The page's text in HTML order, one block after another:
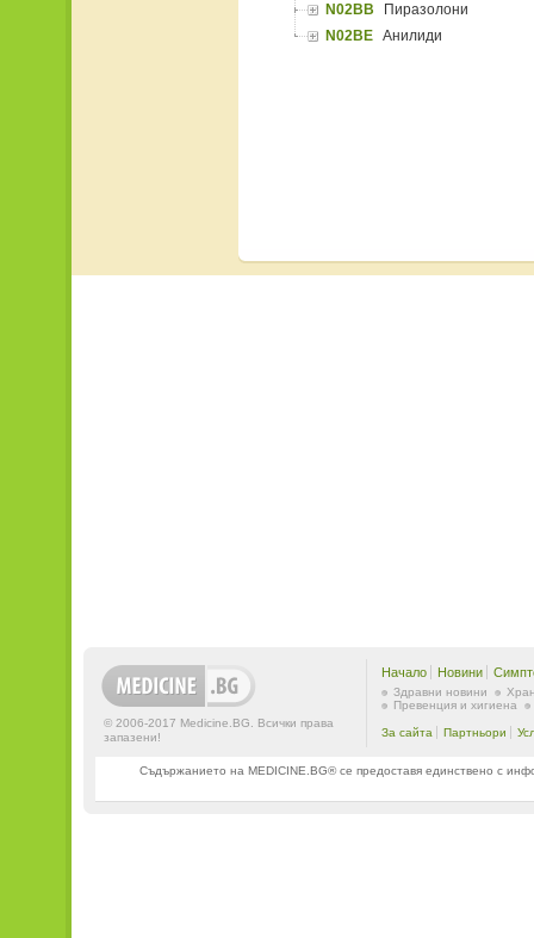
N02BB
Пиразолони
N02BE Анилиди
© 2006-2017 Medicine.BG. Всички права
запазени!
Начало Новини
Здравни новини
Превенция и хигиена
За сайта Партньори
Съдържанието на MEDICINE.BG® се предоставя единствено с